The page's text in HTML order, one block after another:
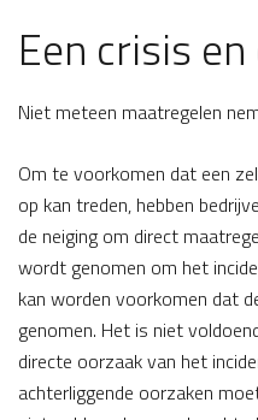
Een crisis
Niet meteen maatregelen
Om te voorkomen dat een
op kan treden, hebben
de neiging om direct
wordt genomen om het
kan worden voorkomen dat
genomen. Het is niet
directe oorzaak van het
achterliggende oorzaken